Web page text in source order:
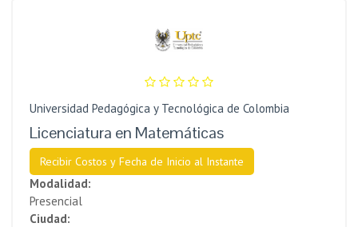
Universidad Pedagógica y Tecnológica de Colombia
Licenciatura en Matemáticas
Recibir Costos y Fecha de Inicio al Instante
Modalidad:
Presencial
Ciudad: